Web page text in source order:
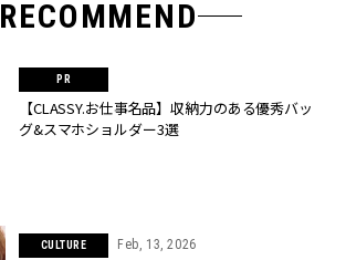
RECOMMEND
【CLASSY.お仕事名品】収納力のある優秀バッ
グ&スマホショルダー3選
CULTURE Feb, 13, 2026